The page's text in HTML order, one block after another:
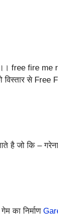
free fire me
विस्तार से
है जो कि –
का निर्माण